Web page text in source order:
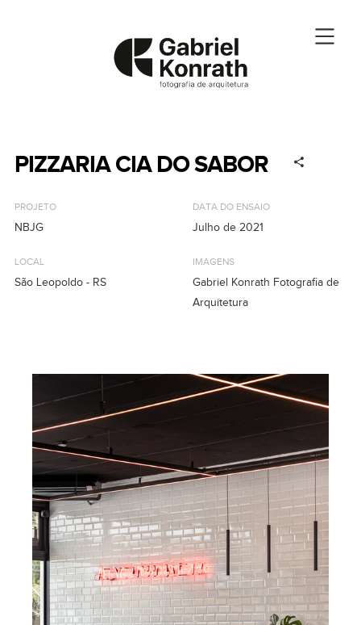
PIZZARIA CIA DO SABOR
PROJETO
NBJG
LOCAL
São Leopoldo - RS
DATA DO ENSAIO
Julho de 2021
IMAGENS
Gabriel Konrath Fotografia de
Arquitetura